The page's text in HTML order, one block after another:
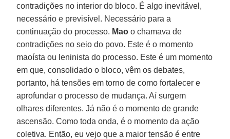
contradições no interior do bloco. É algo inevitável,
necessário e previsível. Necessário para a
continuação do processo. Mao o chamava de
contradições no seio do povo. Este é o momento
maoísta ou leninista do processo. Este é um momento
em que, consolidado o bloco, vêm os debates,
portanto, há tensões em torno de como fortalecer e
aprofundar o processo de mudança. Aí surgem
olhares diferentes. Já não é o momento de grande
ascensão. Como toda onda, é o momento da ação
coletiva. Então, eu vejo que a maior tensão é entre